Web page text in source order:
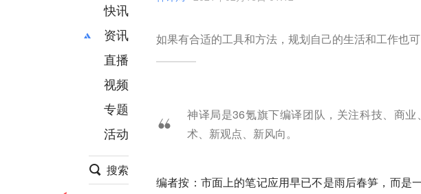
快讯
资讯
推荐
财经
项目推荐
安徽
直播
视频
专题
活动
搜索
如果有合适的工具和方法，规划自己的生活和工作也可
神译局是36氪旗下编译团队，关注科技、商
术、新观点、新风向。
编者按：市面上的笔记应用早已不是雨后春笋，而是